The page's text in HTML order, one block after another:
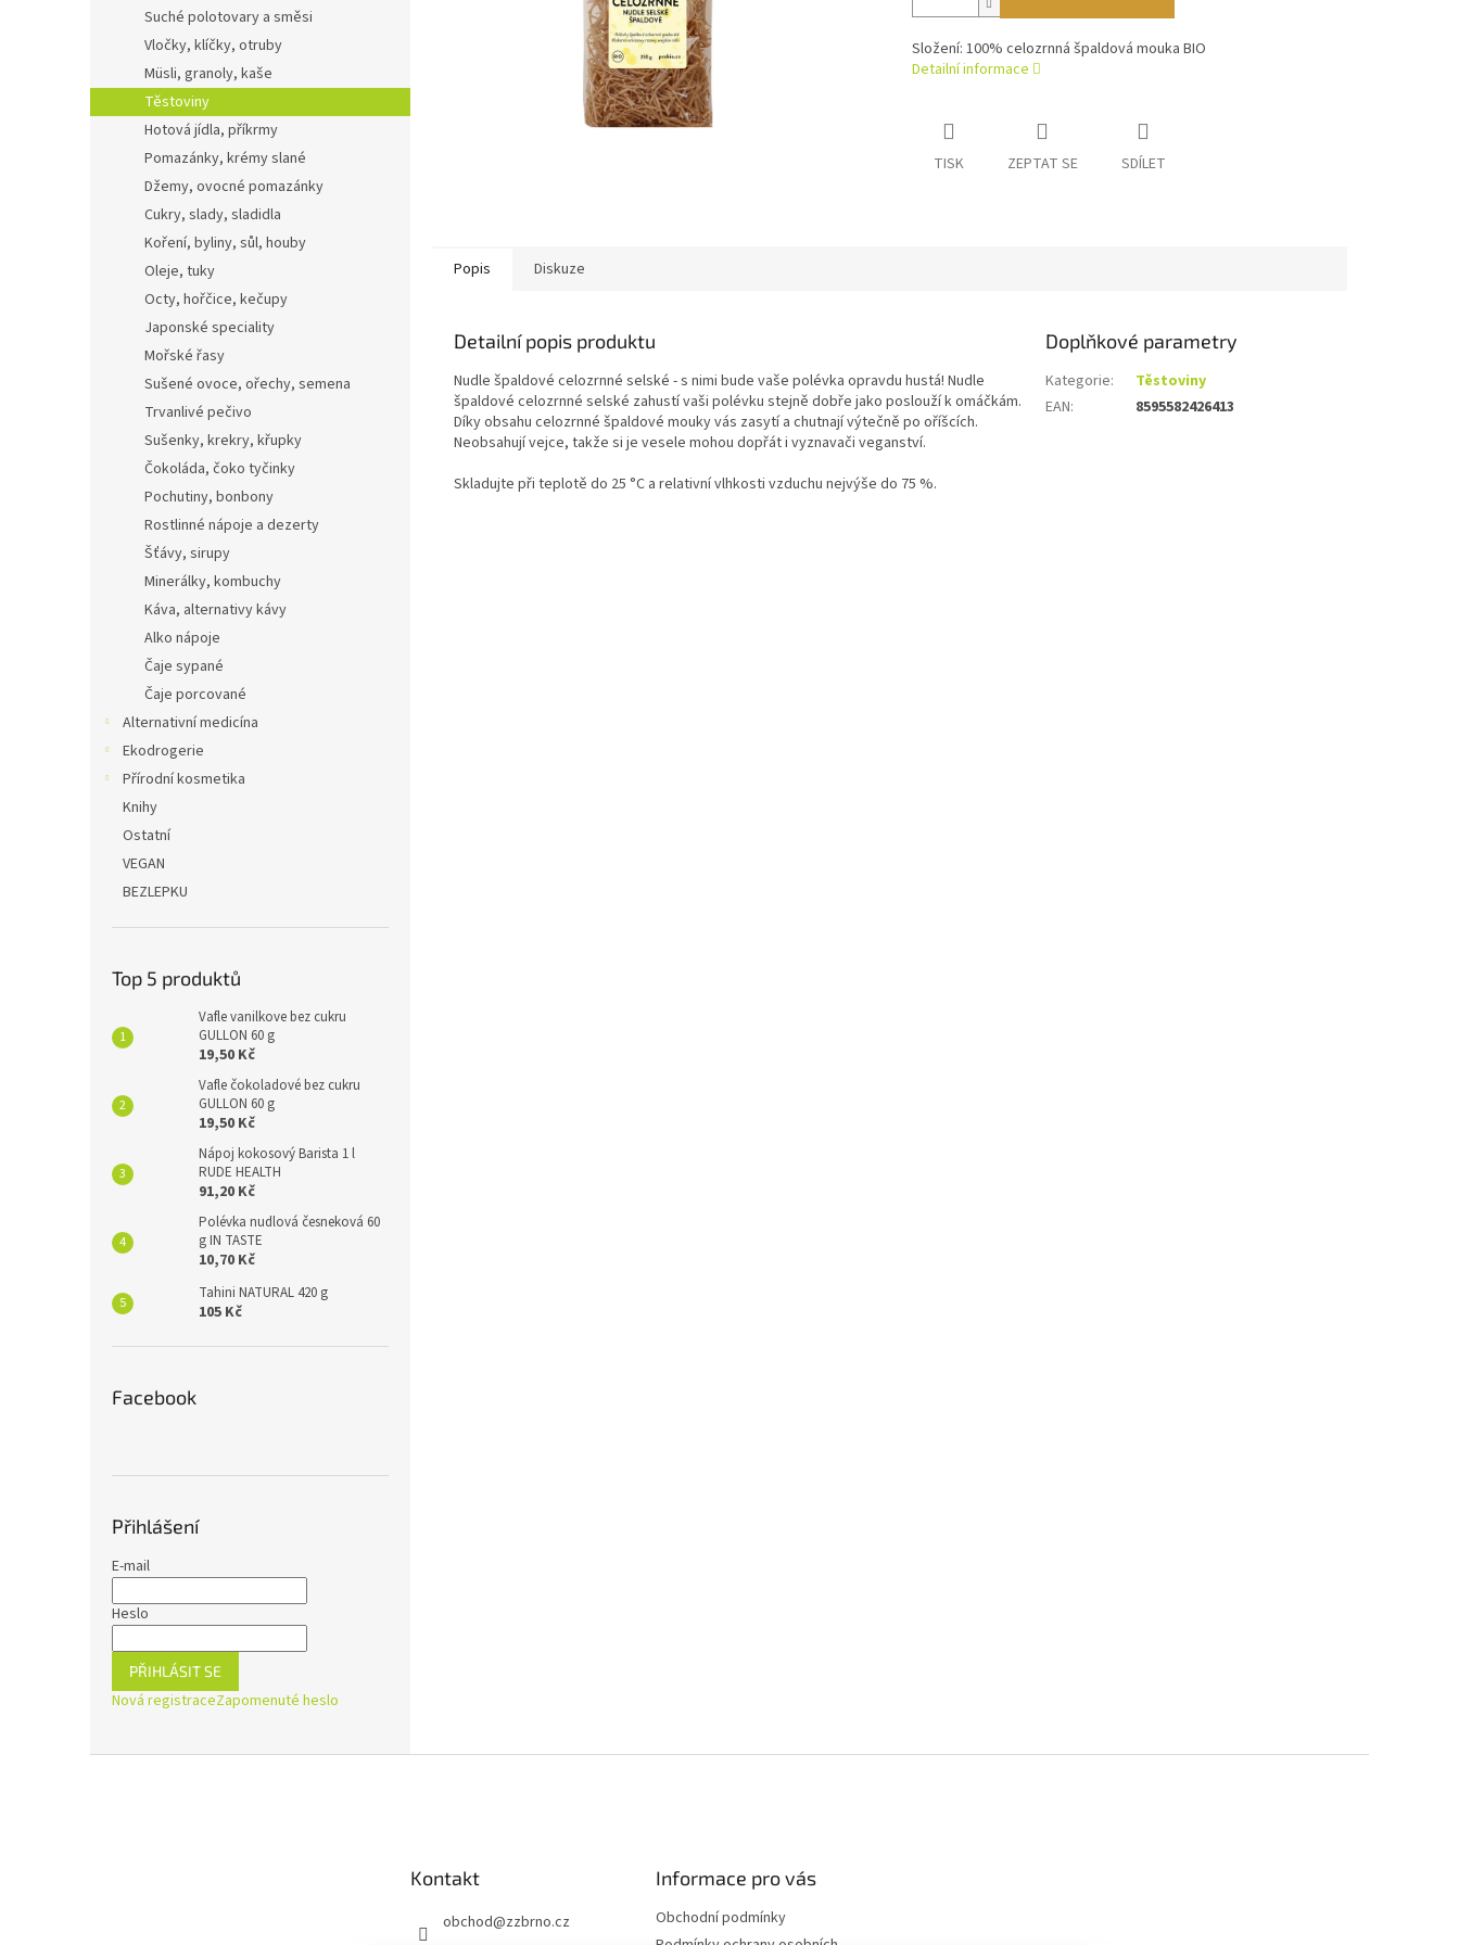
Suché polotovary a směsi
Vločky, klíčky, otruby
Müsli, granoly, kaše
Těstoviny
Hotová jídla, příkrmy
Pomazánky, krémy slané
Džemy, ovocné pomazánky
Cukry, slady, sladidla
Koření, byliny, sůl, houby
Oleje, tuky
Octy, hořčice, kečupy
Japonské speciality
Mořské řasy
Sušené ovoce, ořechy, semena
Trvanlivé pečivo
Sušenky, krekry, křupky
Čokoláda, čoko tyčinky
Pochutiny, bonbony
Rostlinné nápoje a dezerty
Šťávy, sirupy
Minerálky, kombuchy
Káva, alternativy kávy
Alko nápoje
Čaje sypané
Čaje porcované
Alternativní medicína
Ekodrogerie
Přírodní kosmetika
Knihy
Ostatní
VEGAN
BEZLEPKU
Top 5 produktů
Vafle vanilkove bez cukru
GULLON 60 g
19,50 Kč
Vafle čokoladové bez cukru
GULLON 60 g
19,50 Kč
Nápoj kokosový Barista 1 l
RUDE HEALTH
91,20 Kč
Polévka nudlová česneková 60
g IN TASTE
10,70 Kč
Tahini NATURAL 420 g
105 Kč
Facebook
Přihlášení
E-mail
Heslo
PŘIHLÁSIT SE
Nová registraceZapomenuté heslo
Složení: 100% celozrnná špaldová mouka BIO
Detailní informace
TISK ZEPTAT SE SDÍLET
Popis Diskuze
Detailní popis produktu
Nudle špaldové celozrnné selské - s nimi bude vaše polévka opravdu hustá! Nudle
špaldové celozrnné selské zahustí vaši polévku stejně dobře jako poslouží k omáčkám.
Díky obsahu celozrnné špaldové mouky vás zasytí a chutnají výtečně po oříšcích.
Neobsahují vejce, takže si je vesele mohou dopřát i vyznavači veganství.
Skladujte při teplotě do 25 °C a relativní vlhkosti vzduchu nejvýše do 75 %.
Doplňkové parametry
Kategorie:
Těstoviny
EAN: 8595582426413
Kontakt
obchod@zzbrno.cz
Informace pro vás
Obchodní podmínky